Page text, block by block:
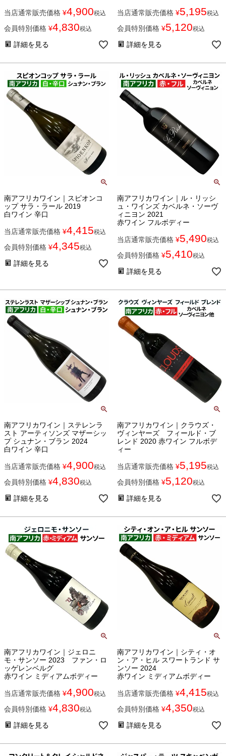
当店通常販売価格 ¥4,900税込
会員特別価格 ¥4,830税込
詳細を見る
当店通常販売価格 ¥5,195税込
会員特別価格 ¥5,120税込
詳細を見る
南アフリカワイン｜スピオンコ
ップ サラ・ラール 2019
白ワイン 辛口
当店通常販売価格 ¥4,415税込
会員特別価格 ¥4,345税込
詳細を見る
南アフリカワイン｜ル・リッシ
ュ・ワインズ カベルネ・ソーヴ
ィニヨン 2021
赤ワイン フルボディー
当店通常販売価格 ¥5,490税込
会員特別価格 ¥5,410税込
詳細を見る
南アフリカワイン｜ステレンラ
スト アーティソンズ マザーシッ
プ シュナン・ブラン 2024
白ワイン 辛口
当店通常販売価格 ¥4,900税込
会員特別価格 ¥4,830税込
詳細を見る
南アフリカワイン｜クラウズ・
ヴィンヤーズ フィールド・ブ
レンド 2020 赤ワイン フルボデ
ィー
当店通常販売価格 ¥5,195税込
会員特別価格 ¥5,120税込
詳細を見る
南アフリカワイン｜ジェロニ
モ・サンソー 2023 ファン・ロ
ッゲレンベルグ
赤ワイン ミディアムボディー
当店通常販売価格 ¥4,900税込
会員特別価格 ¥4,830税込
詳細を見る
南アフリカワイン｜シティ・オ
ン・ア・ヒル スワートランド サ
ンソー 2024
赤ワイン ミディアムボディー
当店通常販売価格 ¥4,415税込
会員特別価格 ¥4,350税込
詳細を見る